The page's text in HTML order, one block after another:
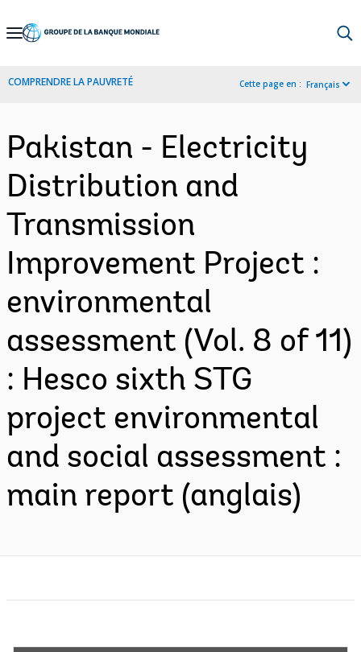
Skip
Navigation
COMPRENDRE LA PAUVRETÉ Cette page en : Français
Pakistan - Electricity
Distribution and
Transmission
Improvement Project :
environmental
assessment (Vol. 8 of 11)
: Hesco sixth STG
project environmental
and social assessment :
main report (anglais)